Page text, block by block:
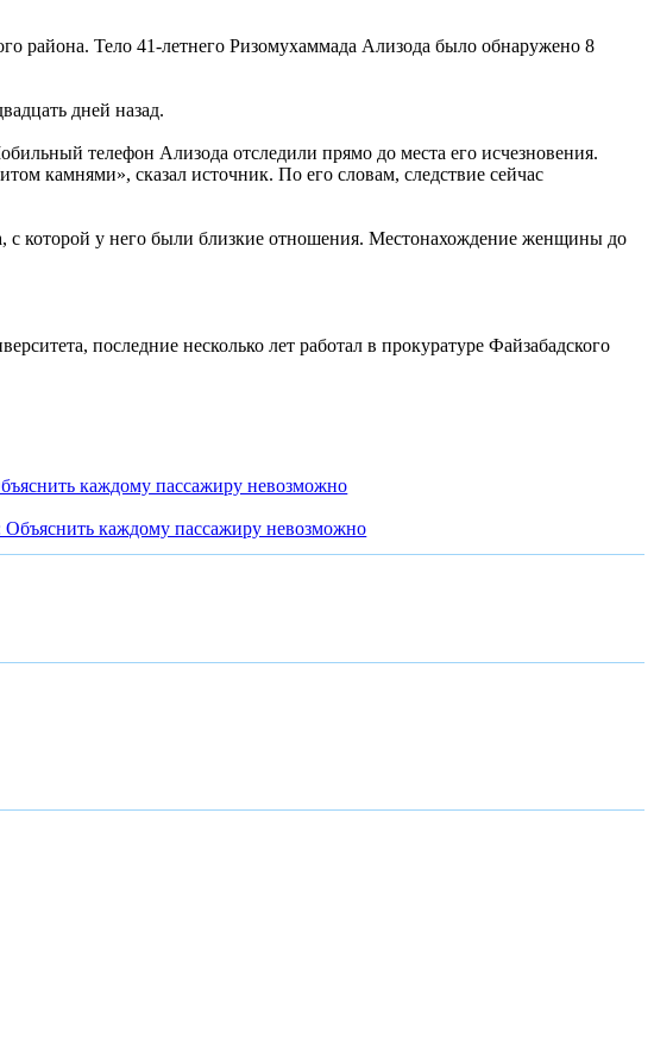
района. Тело 41-летнего Ризомухаммада Ализода было обнаружено 8
дней назад.
телефон Ализода отследили прямо до места его исчезновения.
камнями», сказал источник. По его словам, следствие сейчас
с которой у него были близкие отношения. Местонахождение женщины до
последние несколько лет работал в прокуратуре Файзабадского
каждому пассажиру невозможно